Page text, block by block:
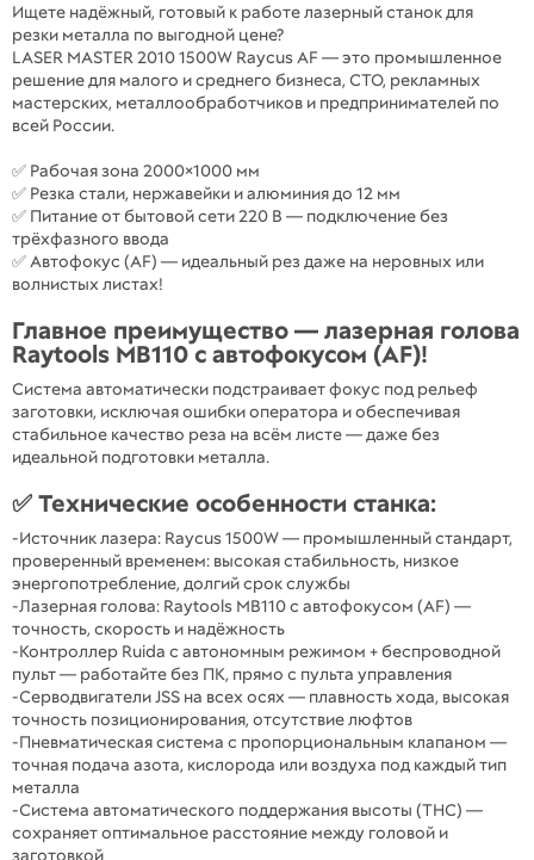
Ищете надёжный, готовый к работе лазерный станок для
резки металла по выгодной цене?
LASER MASTER 2010 1500W Raycus AF — это промышленное
решение для малого и среднего бизнеса, СТО, рекламных
мастерских, металлообработчиков и предпринимателей по
всей России.
✅ Рабочая зона 2000×1000 мм
✅ Резка стали, нержавейки и алюминия до 12 мм
✅ Питание от бытовой сети 220 В — подключение без
трёхфазного ввода
✅ Автофокус (AF) — идеальный рез даже на неровных или
волнистых листах!
Главное преимущество — лазерная голова
Raytools MB110 с автофокусом (AF)!
Система автоматически подстраивает фокус под рельеф
заготовки, исключая ошибки оператора и обеспечивая
стабильное качество реза на всём листе — даже без
идеальной подготовки металла.
✅ Технические особенности станка:
-Источник лазера: Raycus 1500W — промышленный стандарт,
проверенный временем: высокая стабильность, низкое
энергопотребление, долгий срок службы
-Лазерная голова: Raytools MB110 с автофокусом (AF) —
точность, скорость и надёжность
-Контроллер Ruida с автономным режимом + беспроводной
пульт — работайте без ПК, прямо с пульта управления
-Серводвигатели JSS на всех осях — плавность хода, высокая
точность позиционирования, отсутствие люфтов
-Пневматическая система с пропорциональным клапаном —
точная подача азота, кислорода или воздуха под каждый тип
металла
-Система автоматического поддержания высоты (THC) —
сохраняет оптимальное расстояние между головой и
заготовкой